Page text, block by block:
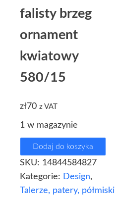
falisty brzeg
ornament
kwiatowy
580/15
zł70 z VAT
1 w magazynie
Dodaj do koszyka
SKU: 14844584827
Kategorie: Design,
Talerze, patery, półmiski